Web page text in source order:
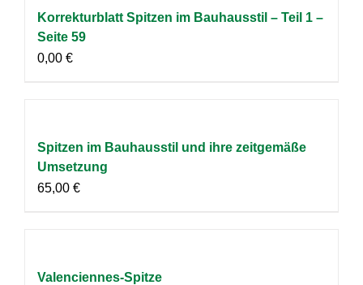
Korrekturblatt Spitzen im Bauhausstil – Teil 1 –
Seite 59
0,00 €
Spitzen im Bauhausstil und ihre zeitgemäße
Umsetzung
65,00 €
Valenciennes-Spitze